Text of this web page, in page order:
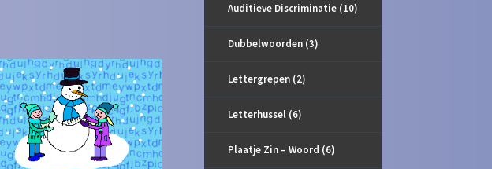
Auditieve Discriminatie (10)
Dubbelwoorden (3)
Lettergrepen (2)
Letterhussel (6)
Plaatje Zin – Woord (6)